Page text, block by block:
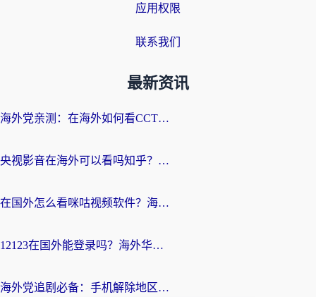
应用权限
联系我们
最新资讯
海外党亲测：在海外如何看CCTV？告别“仅限大陆播放”的实用指南
央视影音在海外可以看吗知乎？留学生亲测：3步解决地域限制+追剧自由
在国外怎么看咪咕视频软件？海外党亲测有效的回国加速方案
12123在国外能登录吗？海外华人必看的回国加速实用指南
海外党追剧必备：手机解除地区限制app怎么选？解决央视视频&国内剧地区限制全指南